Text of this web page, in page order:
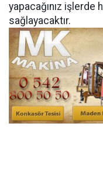
yapacağınız işlerde
sağlayacaktır.